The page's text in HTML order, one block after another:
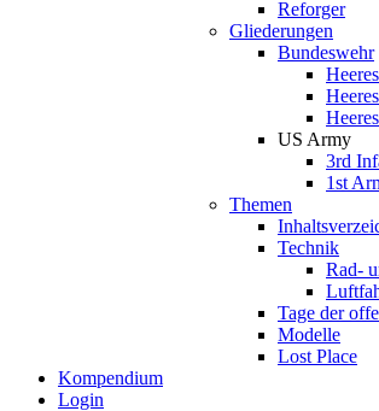
Reforger
Gliederungen
Bundeswehr
US Army
3rd
1st
Themen
Technik
Rad-
Tage der
Modelle
Lost Place
Kompendium
Login